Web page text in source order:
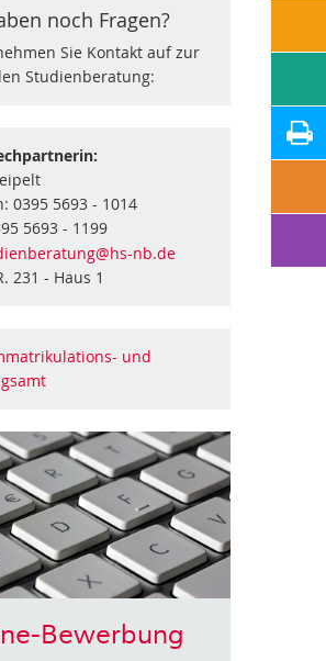
noch Fragen?
Sie Kontakt auf zur
Studienberatung:
0395 5693 - 1014
5693 - 1199
@hs-nb.de
231 - Haus 1
und
Bewerbung